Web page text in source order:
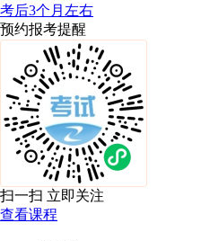
考后3个月左右
预约报考提醒
扫一扫 立即关注
查看课程